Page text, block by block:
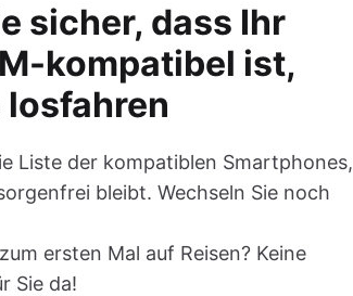
sicher, dass Ihr
kompatibel ist,
losfahren
Liste der kompatiblen Smartphones,
bleibt. Wechseln Sie noch
ersten Mal auf Reisen? Keine
Sie da!